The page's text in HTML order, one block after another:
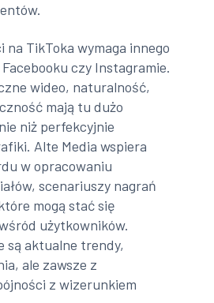
TikToka wymaga innego
czy Instagramie.
wideo, naturalność,
mają tu dużo
niż perfekcyjnie
Alte Media wspiera
w opracowaniu
scenariuszy nagrań
mogą stać się
użytkowników.
są aktualne trendy,
ale zawsze z
z wizerunkiem